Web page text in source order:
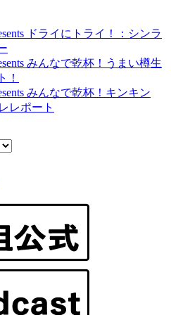
ドライにトライ！：シンラ
みんなで乾杯！うまい樽生
！
みんなで乾杯！キンキン
レポート